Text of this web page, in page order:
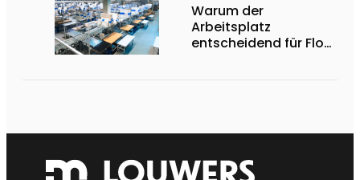
Warum der
Arbeitsplatz
entscheidend für Flow,